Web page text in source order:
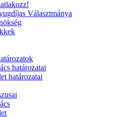
Választmánya
határozatai
határozatai